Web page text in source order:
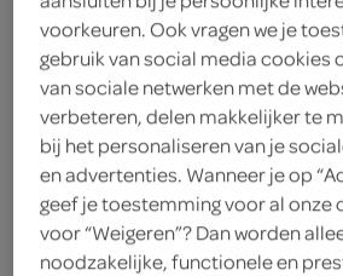
2 eetlepels gehaktkruiden
2 eieren
100 milliliter slagroom
5 sneeën wit brood
voorkeuren. Ook vragen we je
gebruik van social media cookies
van sociale netwerken met de
verbeteren, delen makkelijker te
bij het personaliseren van je
en advertenties. Wanneer je op
geef je toestemming voor al onze
voor “Weigeren”? Dan worden
noodzakelijke, functionele en